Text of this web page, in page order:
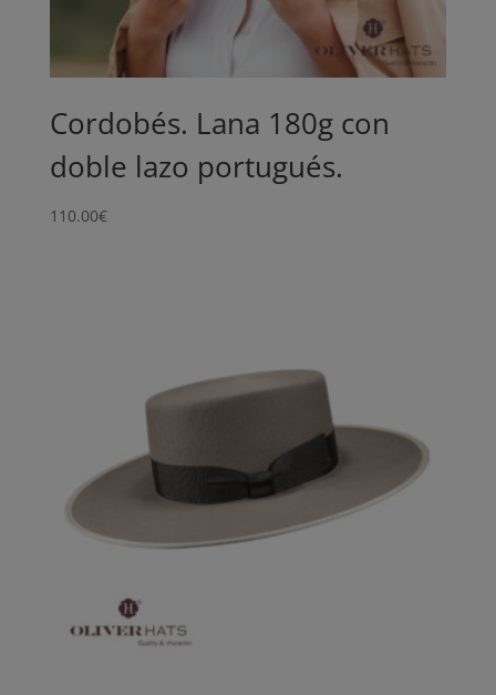
Cordobés. Lana 180g con
doble lazo portugués.
110.00€